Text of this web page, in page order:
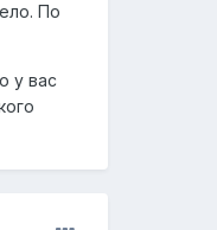
По
у вас